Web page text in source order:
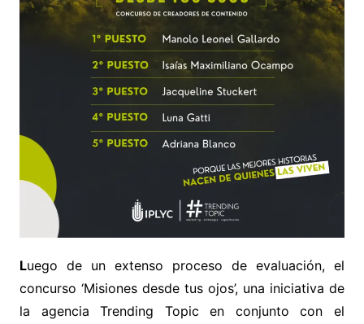
Luego de un extenso proceso de evaluación, el
concurso ‘Misiones desde tus ojos’, una iniciativa de
la agencia Trending Topic en conjunto con el